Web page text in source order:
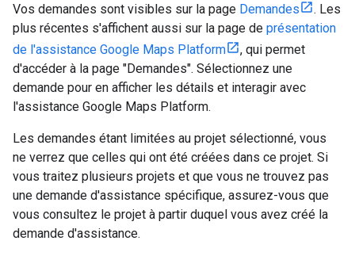
Vos demandes sont visibles sur la page Demandes
. Les
plus récentes s'affichent aussi sur la page de présentation
de l'assistance Google Maps Platform
, qui permet
d'accéder à la page "Demandes". Sélectionnez une
demande pour en afficher les détails et interagir avec
l'assistance Google Maps Platform.
Les demandes étant limitées au projet sélectionné, vous
ne verrez que celles qui ont été créées dans ce projet. Si
vous traitez plusieurs projets et que vous ne trouvez pas
une demande d'assistance spécifique, assurez-vous que
vous consultez le projet à partir duquel vous avez créé la
demande d'assistance.